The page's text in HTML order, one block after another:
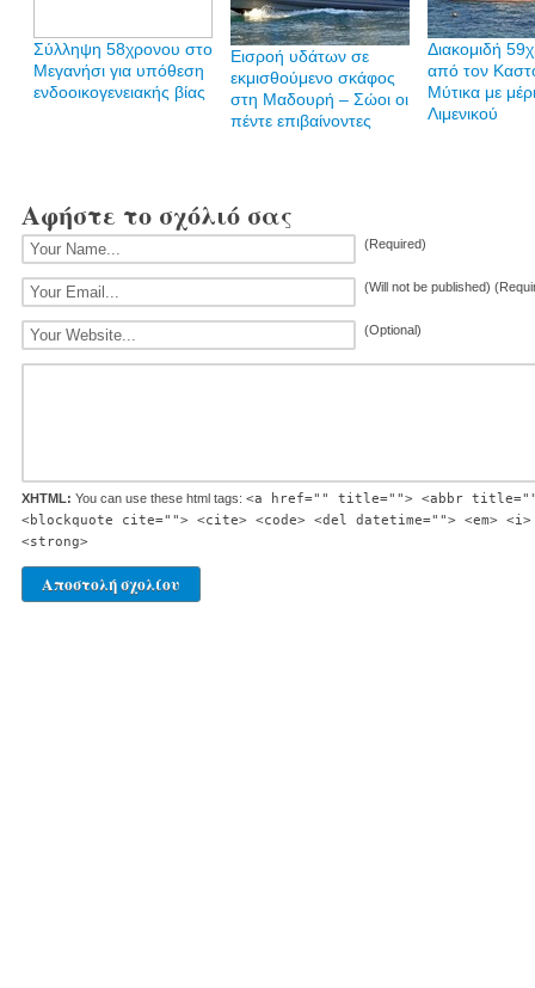
Σύλληψη 58χρονου στο
Μεγανήσι για υπόθεση
ενδοοικογενειακής βίας
Εισροή υδάτων σε
εκμισθούμενο σκάφος
στη Μαδουρή – Σώοι οι
πέντε επιβαίνοντες
Διακομιδή
από τον
Μύτικα με
Λιμενικού
Αφήστε το σχόλιό σας
(Required)
(Will not be published)
(Optional)
XHTML: You can use these html tags: <a href="" title=""> <abbr
<blockquote cite=""> <cite> <code> <del datetime=""> <em>
<strong>